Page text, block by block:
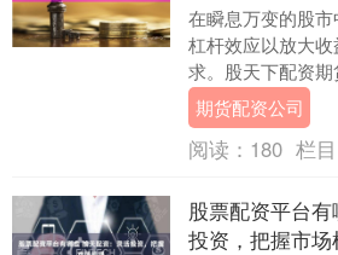
在瞬息万变的股
杠杆效应以放大
求。股天下配资
为投资者提供了一
他们的投资如虎添
期货配资公司
阅读： 180 栏目
股票配资平台
投资，把握市场